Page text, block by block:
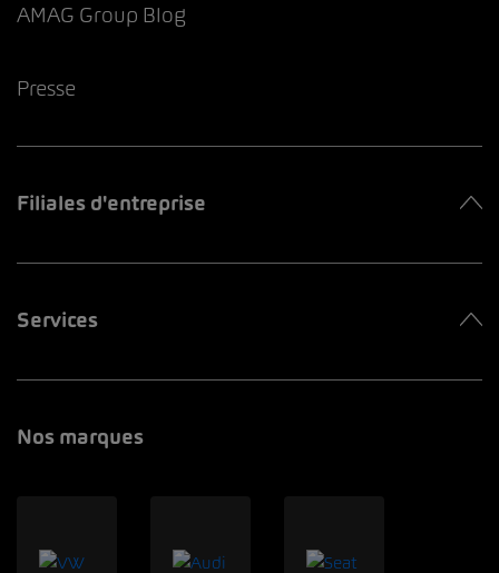
AMAG Group Blog
Presse
Filiales d'entreprise
Services
Nos marques